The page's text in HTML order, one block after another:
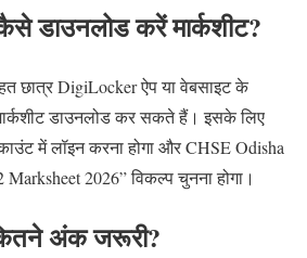
डाउनलोड करें मार्कशीट?
छात्र DigiLocker ऐप या वेबसाइट के
डाउनलोड कर सकते हैं। इसके लिए
में लॉइन करना होगा और CHSE Odisha
2026” विकल्प चुनना होगा।
अंक जरूरी?